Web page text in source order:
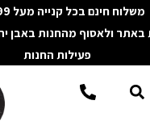
משלוח חינם בכל קנייה מעל 399 ש"ח
באתר ולאסוף מהחנות באבן
פעילות החנות
חיפוש